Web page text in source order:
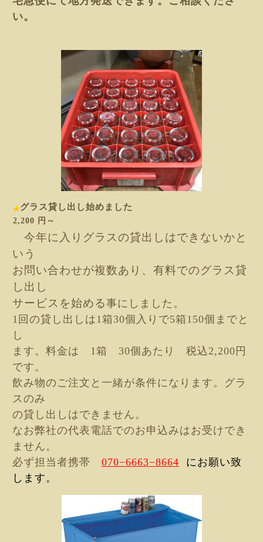
い。
グラス貸し出し始めました
2,200 円～
今年に入りグラスの貸出しはできないかと
いう
お問い合わせが複数あり、有料でのグラス貸
し出し
サービスを始める事にしました。
1回の貸し出しは1箱30個入りで5箱150個までと
し
ます。料金は 1箱 30個あたり 税込2,200円
です。
飲み物のご注文と一緒が条件になります。グラ
スのみ
の貸し出しはできません。
なお弊社の代表電話でのお申込みはお受けでき
ません。
必ず担当者携帯 070−6663−8664 にお願い致
します。